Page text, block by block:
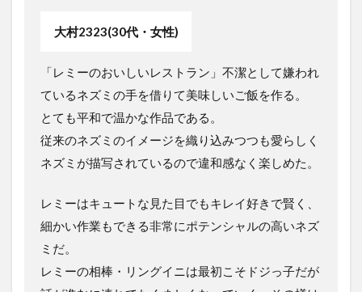
大村2323(30代・女性)
「レミーのおいしいレストラン」不潔として嫌われ
ているネズミの手を借りて美味しいご飯を作る。
とても平和で温かな作品である。
従来のネズミのイメージを織り込みつつも愛らしく
ネズミが描写されているので違和感なく楽しめた。
レミーはキュートな見た目でもキレイ好きで賢く、
細かい作業もできる非常にポテンシャルの高いネズ
ミだ。
レミーの相棒・リングイニは最初こそドジっ子だが